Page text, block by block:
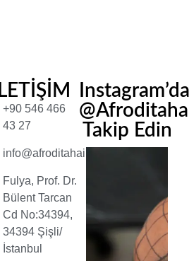
İLETİŞİM
+90 546 466
43 27
info@afroditahairclinic.com
Fulya, Prof. Dr.
Bülent Tarcan
Cd No:34394,
34394 Şişli/
İstanbul
Instagram’da
Takip Edin